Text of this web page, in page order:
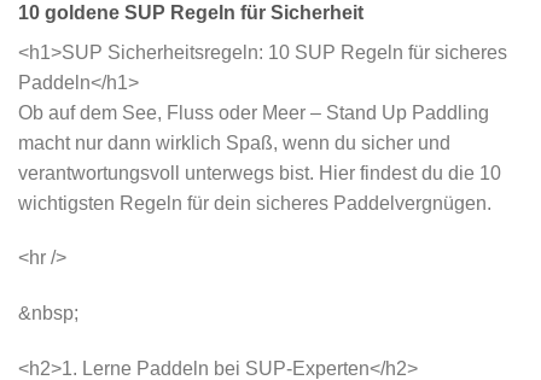
10 goldene SUP Regeln für Sicherheit
<h1>SUP Sicherheitsregeln: 10 SUP Regeln für sicheres
Paddeln</h1>
Ob auf dem See, Fluss oder Meer – Stand Up Paddling
macht nur dann wirklich Spaß, wenn du sicher und
verantwortungsvoll unterwegs bist. Hier findest du die 10
wichtigsten Regeln für dein sicheres Paddelvergnügen.
<hr />
&nbsp;
<h2>1. Lerne Paddeln bei SUP-Experten</h2>